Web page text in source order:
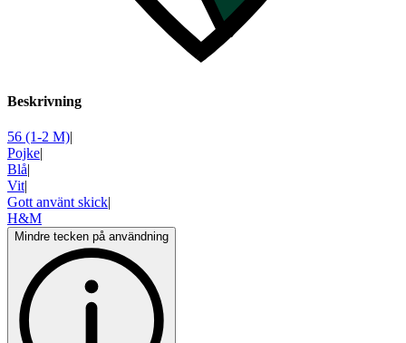
Beskrivning
56 (1-2 M)|
Pojke|
Blå|
Vit|
Gott använt skick|
H&M
Mindre tecken på användning